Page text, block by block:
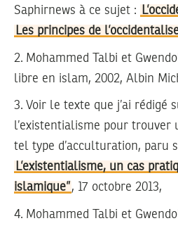
Saphirnews à ce sujet :
Les principes de
2. Mohammed Talbi et
libre en islam, 2002, Albin
3. Voir le texte que j’ai rédigé
l’existentialisme pour trouver
tel type d’acculturation, paru
L’existentialisme, un cas
islamique”, 17 octobre 2013,
4. Mohammed Talbi et